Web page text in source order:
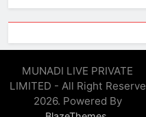
MUNADI LIVE PRIVATE
LIMITED - All Right Reserve
2026. Powered By